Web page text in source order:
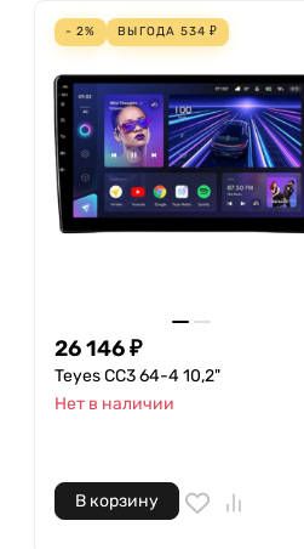
- 2% ВЫГОДА 534 ₽
26 146 ₽
Teyes CC3 64-4 10,2"
Нет в наличии
В корзину